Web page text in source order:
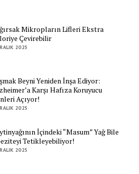
Mikropların Lifleri Ekstra
Çevirebilir
2025
Beyni Yeniden İnşa Ediyor:
Karşı Hafıza Koruyucu
Açıyor!
2025
İçindeki “Masum” Yağ Bile
Tetikleyebiliyor!
2025